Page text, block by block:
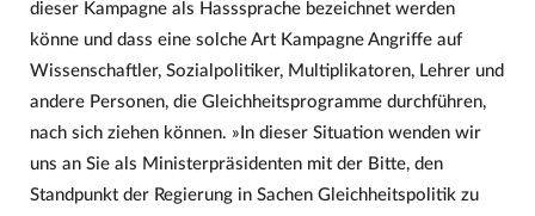
dieser Kampagne als Hasssprache bezeichnet werden
könne und dass eine solche Art Kampagne Angriffe auf
Wissenschaftler, Sozialpolitiker, Multiplikatoren, Lehrer und
andere Personen, die Gleichheitsprogramme durchführen,
nach sich ziehen können. »In dieser Situation wenden wir
uns an Sie als Ministerpräsidenten mit der Bitte, den
Standpunkt der Regierung in Sachen Gleichheitspolitik zu